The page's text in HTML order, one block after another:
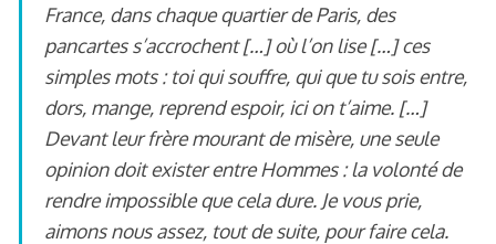
France, dans chaque quartier de Paris, des
pancartes s’accrochent […] où l’on lise […] ces
simples mots : toi qui souffre, qui que tu sois entre,
dors, mange, reprend espoir, ici on t’aime. […]
Devant leur frère mourant de misère, une seule
opinion doit exister entre Hommes : la volonté de
rendre impossible que cela dure. Je vous prie,
aimons nous assez, tout de suite, pour faire cela.